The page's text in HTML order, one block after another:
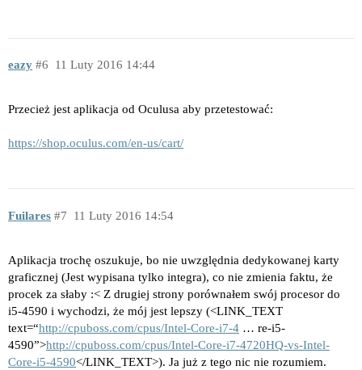
eazy 11 Luty 2016 14:44
6
Przecież jest aplikacja od Oculusa aby przetestować:
https://shop.oculus.com/en-us/cart/
Fuilares 11 Luty 2016 14:54
7
Aplikacja trochę oszukuje, bo nie uwzględnia dedykowanej karty
graficznej (Jest wypisana tylko integra), co nie zmienia faktu, że
procek za słaby :< Z drugiej strony porównałem swój procesor do
i5-4590 i wychodzi, że mój jest lepszy (<LINK_TEXT
text=“http://cpuboss.com/cpus/Intel-Core-i7-4 … re-i5-
4590”>http://cpuboss.com/cpus/Intel-Core-i7-4720HQ-vs-Intel-
Core-i5-4590</LINK_TEXT>). Ja już z tego nic nie rozumiem.